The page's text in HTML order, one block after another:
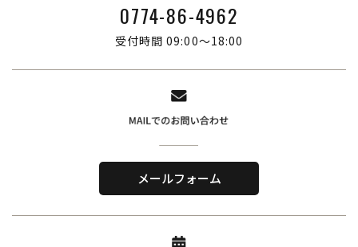
株式会社ブリーズ・カンパニー
〒619-0201
京都府木津川市山城町綺田神ノ木5-3
0774-86-4962
受付時間 09:00～18:00
メールフォーム